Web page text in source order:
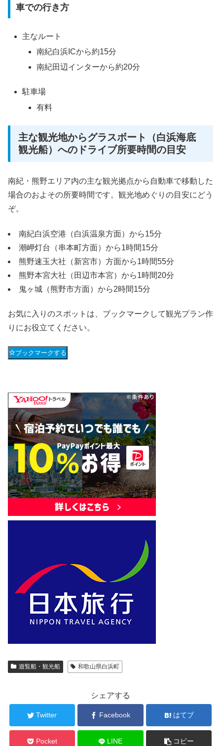
車での行き方
主なルート
南紀白浜ICから約15分
南紀田辺インターから約20分
駐車場
有料
主な観光地からグラスボート（白浜海底
観光船）へのドライブ所要時間の目安
南紀・熊野エリア内の主な観光拠点から自動車で移動した
場合のおよその所要時間です。観光地めぐりの目安にどう
ぞ。
南紀白浜空港（白浜温泉方面）から15分
潮岬灯台（串本町方面）から1時間15分
熊野速玉大社（新宮市）方面から1時間55分
熊野本宮大社（田辺市本宮）から1時間20分
鬼ヶ城（熊野市方面）から2時間15分
お気に入りのスポットは、ブックマークして観光プラン作
りにお役立てください。
ブックマークする
遊覧船・観光船 和歌山県白浜町
シェアする
Twitter Facebook はてブ
Pocket LINE コピー